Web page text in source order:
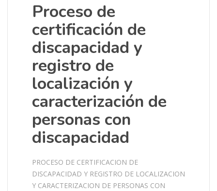
Proceso de
certificación de
discapacidad y
registro de
localización y
caracterización de
personas con
discapacidad
PROCESO DE CERTIFICACION DE
DISCAPACIDAD Y REGISTRO DE LOCALIZACION
Y CARACTERIZACION DE PERSONAS CON